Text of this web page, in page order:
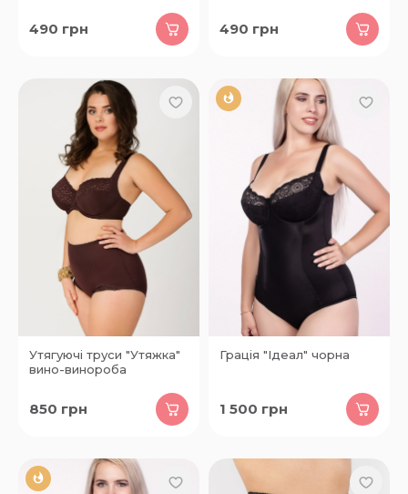
490 грн 490 грн
Утягуючі труси "Утяжка"
вино-винороба
850 грн
Грація "Ідеал" чорна
1 500 грн